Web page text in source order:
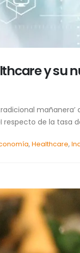
y su
de la tasa
,Healthcare,